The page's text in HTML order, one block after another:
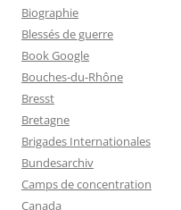
Biographie
Blessés de guerre
Book Google
Bouches-du-Rhône
Bresst
Bretagne
Brigades Internationales
Bundesarchiv
Camps de concentration
Canada